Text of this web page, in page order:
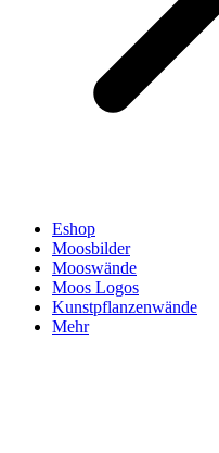
Eshop
Moosbilder
Mooswände
Moos Logos
Kunstpflanzenwände
Mehr